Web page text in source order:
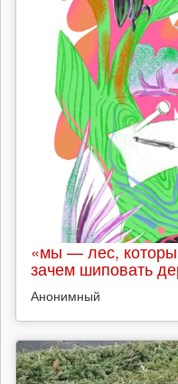
«мы — лес,
зачем шиповать
Анонимный